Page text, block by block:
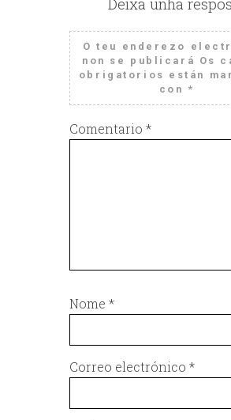
O teu enderezo
non se publicará Os
obrigatorios están
con *
Comentario *
Nome *
Correo electrónico *